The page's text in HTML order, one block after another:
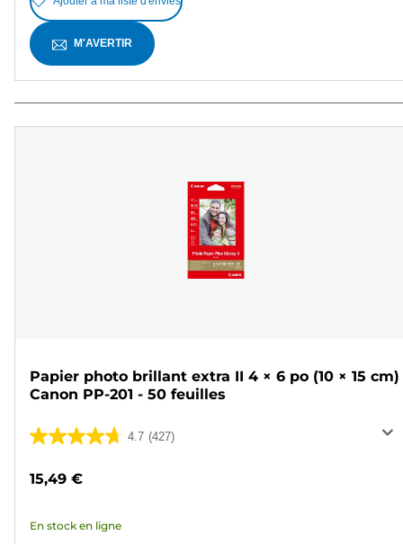
M'AVERTIR
Papier photo brillant extra II 4 × 6 po (10 × 15 cm)
Canon PP-201 - 50 feuilles
4.7 (427)
4.7
5
427
15,49 €
En stock en ligne